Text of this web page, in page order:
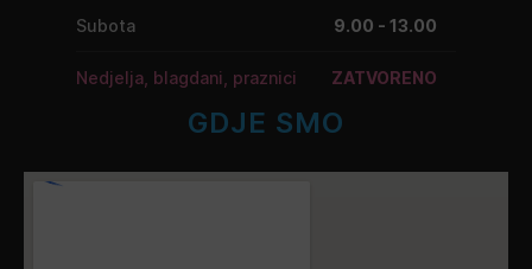
Subota 9.00 - 13.00
Nedjelja, blagdani, praznici ZATVORENO
GDJE SMO